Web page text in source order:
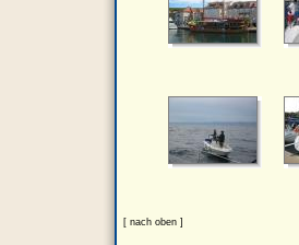
[ nach oben ]